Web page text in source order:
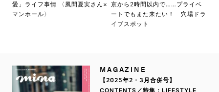
愛」ライフ事情 〈風間夏実さん×
マンホール〉
京から2時間以内で……プライベ
ートでもまた来たい！ 穴場ドラ
イブスポット
MAGAZINE
【2025年2・3月合併号】
CONTENTS／特集：LIFESTYLE